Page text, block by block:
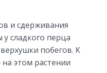
и сдерживания
сладкого перца
побегов. К
этом растении